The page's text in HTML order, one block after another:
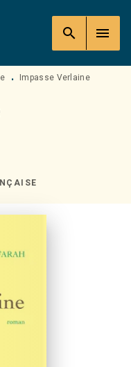
search menu
• Impasse Verlaine